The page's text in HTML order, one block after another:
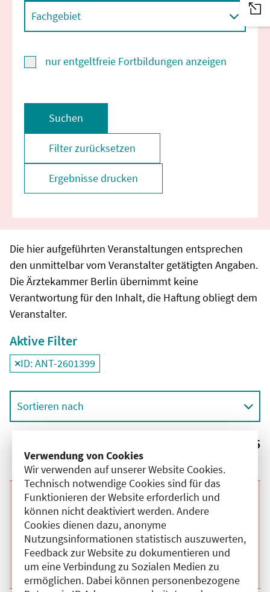
Verwendung von Cookies
Wir verwenden auf unserer Website Cookies.
Technisch notwendige Cookies sind für das
Funktionieren der Website erforderlich und
können nicht deaktiviert werden. Andere
Cookies dienen dazu, anonyme
Nutzungsinformationen statistisch auszuwerten,
Feedback zur Website zu dokumentieren und
um eine Verbindung zu Sozialen Medien zu
ermöglichen. Dabei können personenbezogene
Fachgebiet
nur entgeltfreie Fortbildungen anzeigen
Suchen
Filter zurücksetzen
Ergebnisse drucken
Die hier aufgeführten Veranstaltungen entsprechen
den unmittelbar vom Veranstalter getätigten Angaben.
Die Ärztekammer Berlin übernimmt keine
Verantwortung für den Inhalt, die Haftung obliegt dem
Veranstalter.
Aktive Filter
Filter
ID: ANT-2601399
deaktivieren und Suchergebnisse neu laden
Sortieren nach
5
Beginn:
27.10.2026Ende und Anfangszeit:
-27.10.2026,18:00 Uhr
Veranstaltungstitel:
Der medizinsche Notfall in der Arztpraxis
Veranstaltungsort:
Praxis Dr. Christian Schick, Käthe-Niederkirchner-
Str., 10407 Berlin
Kategorie:C
Fortbildungspunkte:4
Details anzeigen